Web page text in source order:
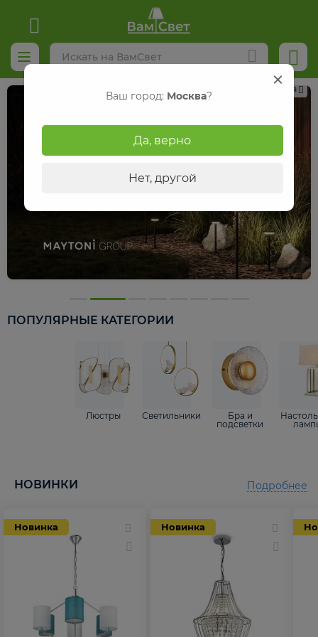
Реклама
ПОПУЛЯРНЫЕ КАТЕГОРИИ
Люстры Светильники
Бра и
подсветки
НОВИНКИ
Новинка Новинка
Подробнее
Ваш город: Москва?
Да, верно
Нет, другой